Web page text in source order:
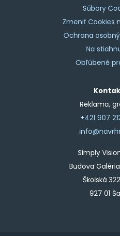
Súbory
Zmeniť Cookies
Ochrana
Na
Obľúbené
Reklama,
+421 907
Simply
Budova Galéria
Školská
927 01